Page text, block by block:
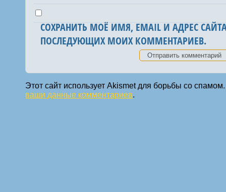
СОХРАНИТЬ МОЁ ИМЯ, EMAIL И АДРЕС
ПОСЛЕДУЮЩИХ МОИХ КОММЕНТАРИЕВ.
Этот сайт использует Akismet для борьбы со
ваши данные комментариев.